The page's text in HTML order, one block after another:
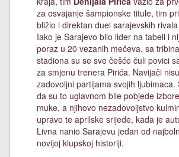
za osvajanje šampionske titule, tim
bližio i direktan duel sarajevskih
Iako je Sarajevo bilo lider na tabeli i
poraz u 20 vezanih mečeva, sa
stadiona su se sve češće čuli povici
za smjenu trenera Pirića. Navijači
zadovoljni partijama svojih ljubimaca.
da su to uglavnom bile pobjede
muke, a njihovo nezadovoljstvo
upravo te aprilske srijede, kada je
Livna nanio Sarajevu jedan od
novijoj klupskoj historiji.